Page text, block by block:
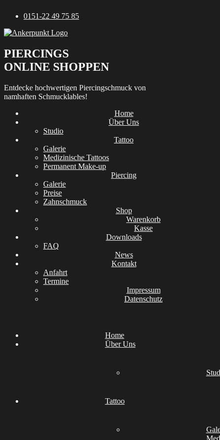
Inhalt
0151-22 49 75 85
PIERCINGS
ONLINE SHOPPEN
Entdecke hochwertigen Piercingschmuck von
namhaften Schmucklables!
Home
Über Uns
Studio
Tattoo
Galerie
Medizinische Tattoos
Permanent Make-up
Piercing
Galerie
Preise
Zahnschmuck
Shop
Warenkorb
Kasse
Downloads
FAQ
News
Kontakt
Anfahrt
Termine
Impressum
Datenschutz
Home
Über Uns
Tattoo